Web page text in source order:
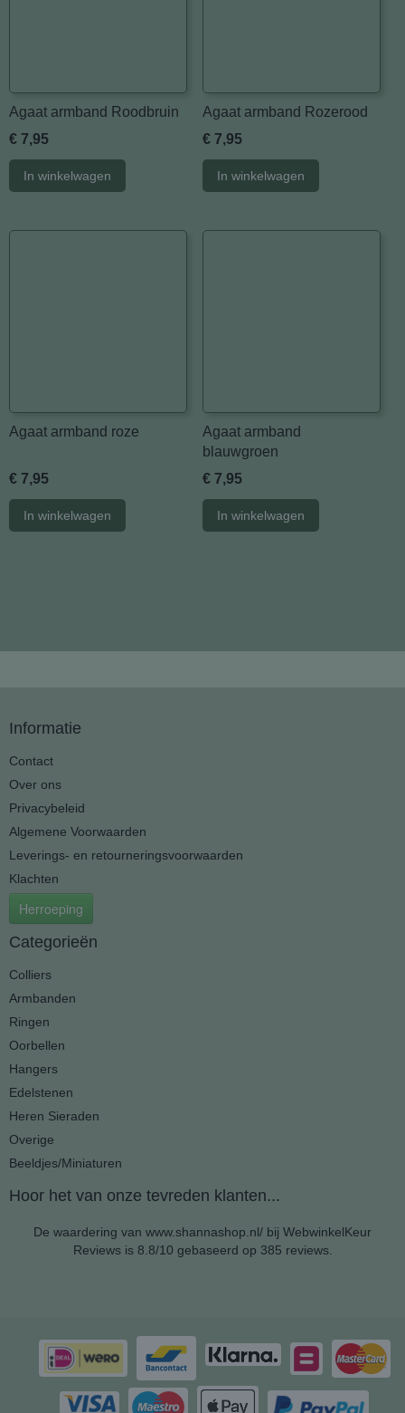
Agaat armband Roodbruin
€ 7,95
In winkelwagen
Agaat armband Rozerood
€ 7,95
In winkelwagen
Agaat armband roze
€ 7,95
In winkelwagen
Agaat armband
blauwgroen
€ 7,95
In winkelwagen
Informatie
Contact
Over ons
Privacybeleid
Algemene Voorwaarden
Leverings- en retourneringsvoorwaarden
Klachten
Herroeping
Categorieën
Colliers
Armbanden
Ringen
Oorbellen
Hangers
Edelstenen
Heren Sieraden
Overige
Beeldjes/Miniaturen
Hoor het van onze tevreden klanten...
De waardering van www.shannashop.nl/ bij WebwinkelKeur
Reviewsis 8.8/10 gebaseerd op 385 reviews.